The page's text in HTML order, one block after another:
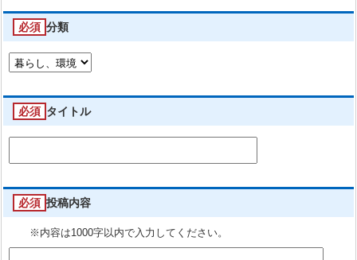
必須 分類
必須 タイトル
必須 投稿内容
※内容は1000字以内で入力してください。